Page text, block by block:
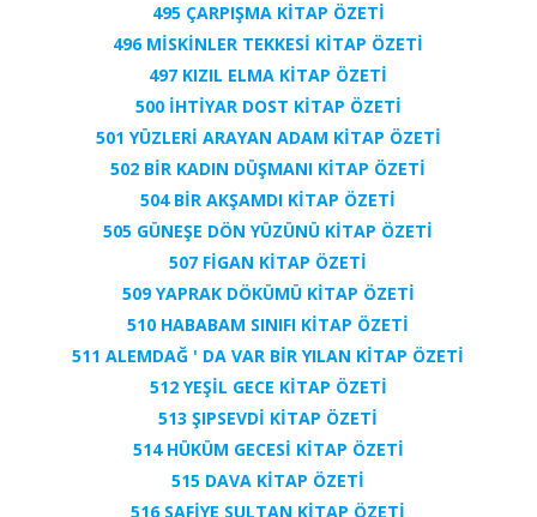
495 ÇARPIŞMA KİTAP ÖZETİ
496 MİSKİNLER TEKKESİ KİTAP ÖZETİ
497 KIZIL ELMA KİTAP ÖZETİ
500 İHTİYAR DOST KİTAP ÖZETİ
501 YÜZLERİ ARAYAN ADAM KİTAP ÖZETİ
502 BİR KADIN DÜŞMANI KİTAP ÖZETİ
504 BİR AKŞAMDI KİTAP ÖZETİ
505 GÜNEŞE DÖN YÜZÜNÜ KİTAP ÖZETİ
507 FİGAN KİTAP ÖZETİ
509 YAPRAK DÖKÜMÜ KİTAP ÖZETİ
510 HABABAM SINIFI KİTAP ÖZETİ
511 ALEMDAĞ ' DA VAR BİR YILAN KİTAP ÖZETİ
512 YEŞİL GECE KİTAP ÖZETİ
513 ŞIPSEVDİ KİTAP ÖZETİ
514 HÜKÜM GECESİ KİTAP ÖZETİ
515 DAVA KİTAP ÖZETİ
516 SAFİYE SULTAN KİTAP ÖZETİ